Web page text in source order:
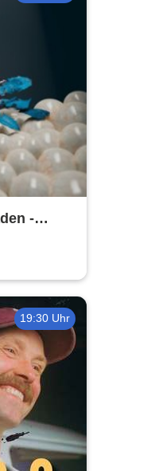
-
und
19:30 Uhr